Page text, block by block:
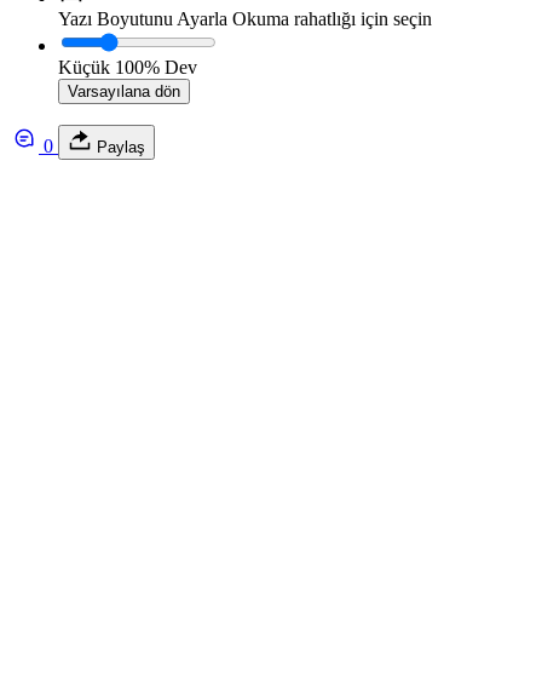
Yazı Boyutunu Ayarla Okuma rahatlığı için seçin
Küçük 100% Dev
Varsayılana dön
0 Paylaş